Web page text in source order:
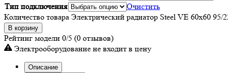
Тип подключения
Очистить
Количество товара Электрический радиатор Steel VE 60х60 95/
В корзину
Рейтинг модели 0/5 (0 отзывов)
Электрооборудование не входит в цену
Описание